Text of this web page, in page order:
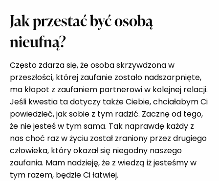
Jak przestać być osobą
nieufną?
Często zdarza się, że osoba skrzywdzona w
przeszłości, której zaufanie zostało nadszarpnięte,
ma kłopot z zaufaniem partnerowi w kolejnej relacji.
Jeśli kwestia ta dotyczy także Ciebie, chciałabym Ci
powiedzieć, jak sobie z tym radzić. Zacznę od tego,
że nie jesteś w tym sama. Tak naprawdę każdy z
nas choć raz w życiu został zraniony przez drugiego
człowieka, który okazał się niegodny naszego
zaufania. Mam nadzieję, że z wiedzą iż jesteśmy w
tym razem, będzie Ci łatwiej.